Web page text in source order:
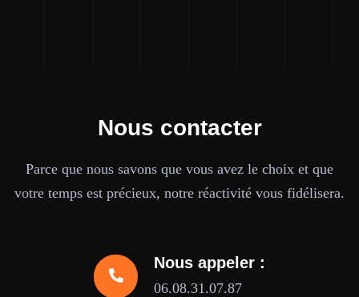
Nous contacter
Parce que nous savons que vous avez le choix et que
votre temps est précieux, notre réactivité vous fidélisera.
Nous appeler :
06.08.31.07.87